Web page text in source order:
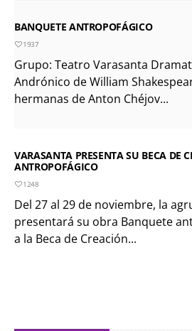
BANQUETE ANTROPOFÁGICO
1937
Grupo: Teatro Varasanta
Andrónico de William
hermanas de Anton Chéjov...
VARASANTA PRESENTA SU BECA DE
ANTROPOFÁGICO
1248
Del 27 al 29 de noviembre, la
presentará su obra Banquete
a la Beca de Creación...